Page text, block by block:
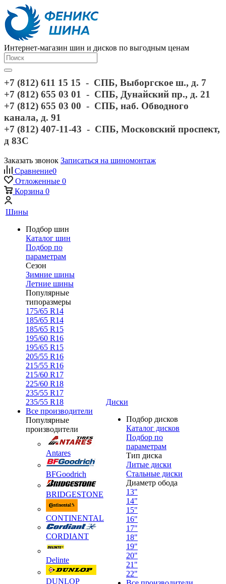
Интернет-магазин шин и дисков по выгодным ценам
+7 (812) 611 15 15 - СПБ, Выборгское ш., д. 7
+7 (812) 655 03 01 - СПБ, Дунайский пр., д. 21
+7 (812) 655 03 00 - СПБ, наб. Обводного
канала, д. 91
+7 (812) 407-11-43 - СПБ, Московский проспект,
д 83С
Заказать звонок Записаться на шиномонтаж
Сравнение0
Отложенные 0
Корзина 0
Шины
Подбор шин
Каталог шин
Подбор по
параметрам
Сезон
Зимние шины
Летние шины
Популярные
типоразмеры
175/65 R14
185/65 R14
185/65 R15
195/60 R16
195/65 R15
205/55 R16
215/55 R16
215/60 R17
225/60 R18
235/55 R17
235/55 R18
Все производители
Популярные
производители
Antares
BFGoodrich
BRIDGESTONE
CONTINENTAL
CORDIANT
Delinte
DUNLOP
Диски
Подбор дисков
Каталог дисков
Подбор по
параметрам
Тип диска
Литые диски
Стальные диски
Диаметр обода
13"
14"
15"
16"
17"
18"
19"
20"
21"
22"